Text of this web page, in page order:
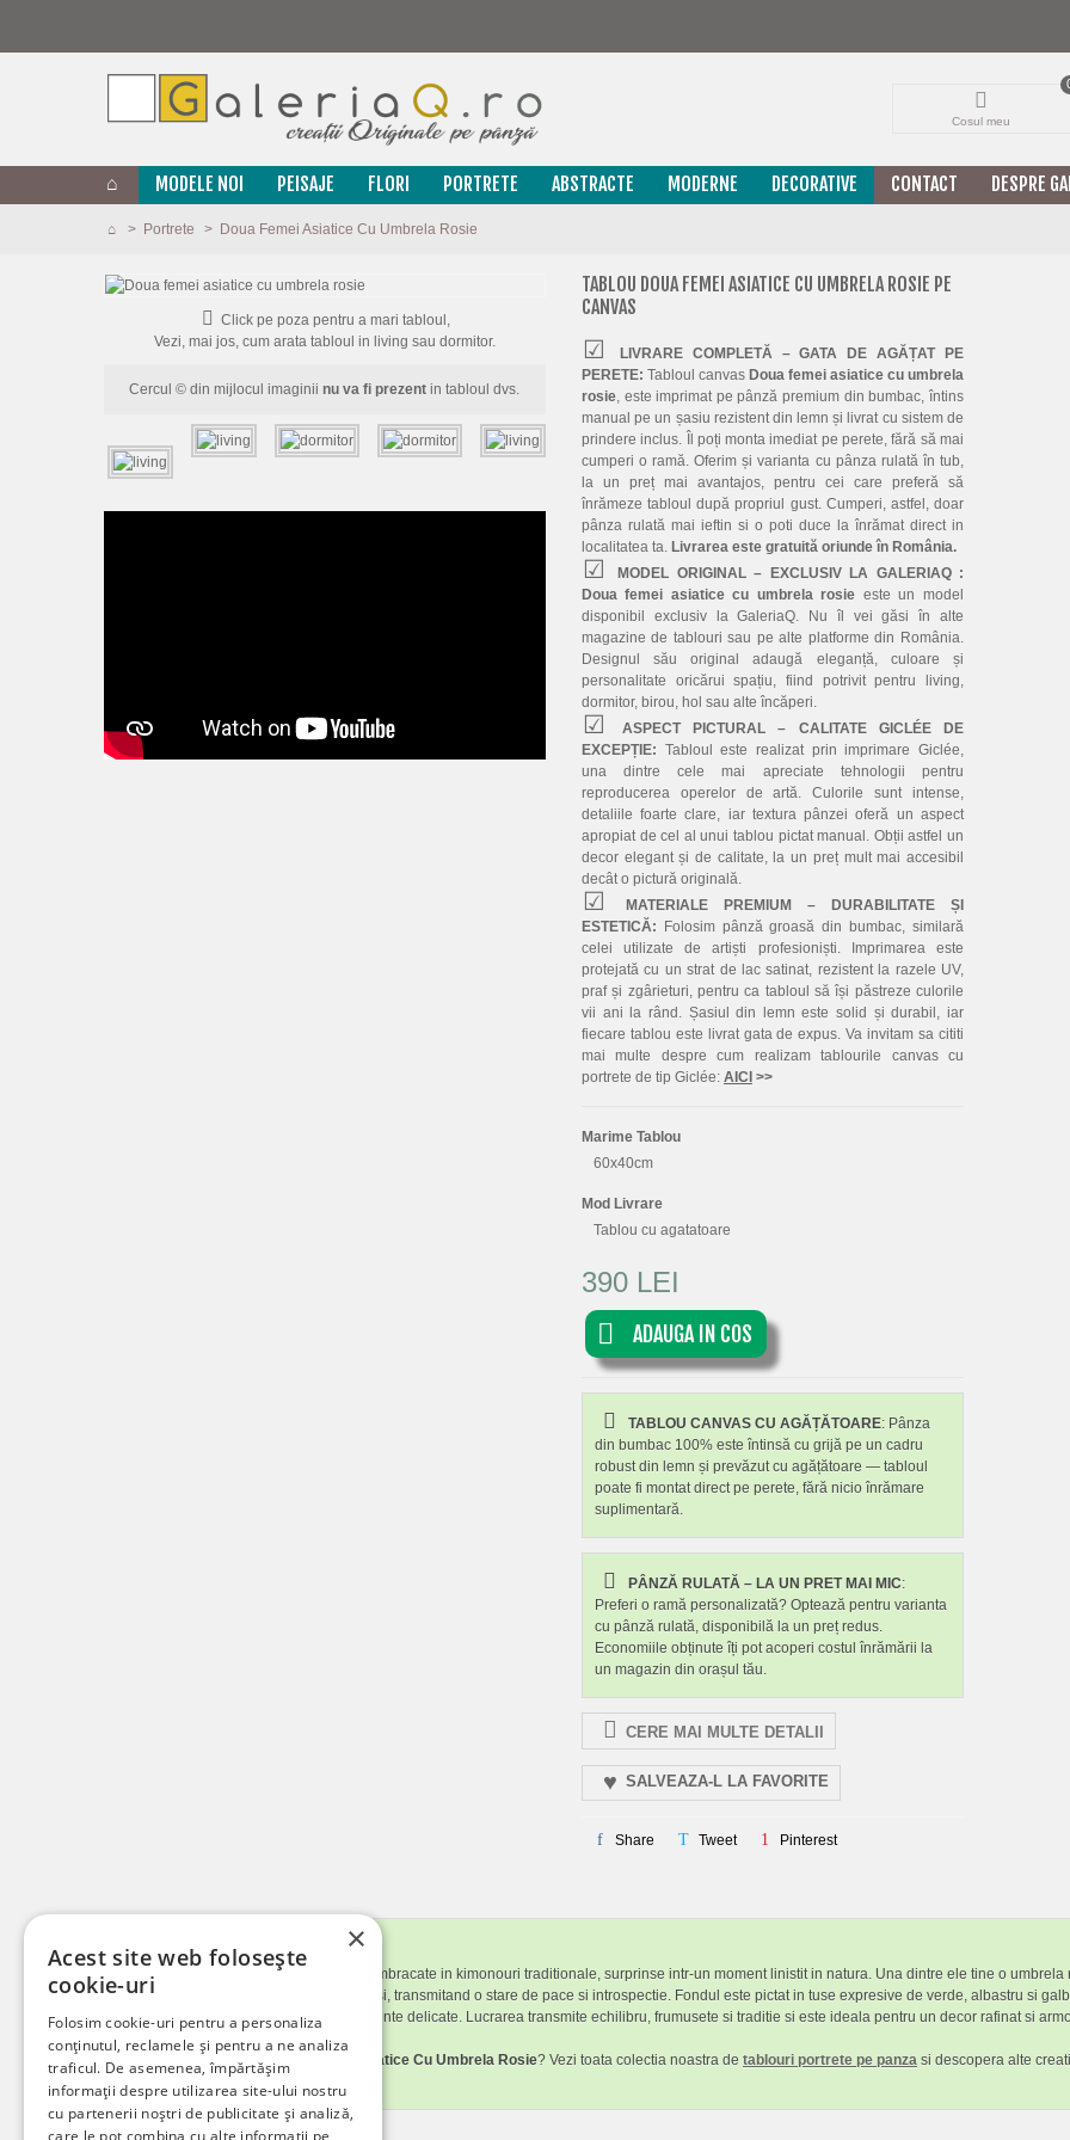
Cosul meu
MODELE NOI PEISAJE FLORI PORTRETE ABSTRACTE MODERNE DECORATIVE CONTACT DESPRE
> Portrete > Doua Femei Asiatice Cu Umbrela Rosie
Click pe poza pentru a mari tabloul,
Vezi, mai jos, cum arata tabloul in living sau dormitor.
Cercul © din mijlocul imaginiinu va fi prezent in tabloul dvs.
TABLOU DOUA FEMEI ASIATICE CU UMBRELA ROSIE PE
CANVAS
LIVRARE COMPLETĂ – GATA DE AGĂȚAT PE
PERETE: Tabloul canvas Doua femei asiatice cu umbrela
rosie, este imprimat pe pânză premium din bumbac, întins
manual pe un șasiu rezistent din lemn și livrat cu sistem de
prindere inclus. Îl poți monta imediat pe perete, fără să mai
cumperi o ramă. Oferim și varianta cu pânza rulată în tub,
la un preț mai avantajos, pentru cei care preferă să
înrămeze tabloul după propriul gust. Cumperi, astfel, doar
pânza rulată mai ieftin si o poti duce la înrămat direct in
localitatea ta. Livrarea este gratuită oriunde în România.
MODEL ORIGINAL – EXCLUSIV LA GALERIAQ :
Doua femei asiatice cu umbrela rosie este un model
disponibil exclusiv la GaleriaQ. Nu îl vei găsi în alte
magazine de tablouri sau pe alte platforme din România.
Designul său original adaugă eleganță, culoare și
personalitate oricărui spațiu, fiind potrivit pentru living,
dormitor, birou, hol sau alte încăperi.
ASPECT PICTURAL – CALITATE GICLÉE DE
EXCEPȚIE: Tabloul este realizat prin imprimare Giclée,
una dintre cele mai apreciate tehnologii pentru
reproducerea operelor de artă. Culorile sunt intense,
detaliile foarte clare, iar textura pânzei oferă un aspect
apropiat de cel al unui tablou pictat manual. Obții astfel un
decor elegant și de calitate, la un preț mult mai accesibil
decât o pictură originală.
MATERIALE PREMIUM – DURABILITATE ȘI
ESTETICĂ: Folosim pânză groasă din bumbac, similară
celei utilizate de artiști profesioniști. Imprimarea este
protejată cu un strat de lac satinat, rezistent la razele UV,
praf și zgârieturi, pentru ca tabloul să își păstreze culorile
vii ani la rând. Șasiul din lemn este solid și durabil, iar
fiecare tablou este livrat gata de expus. Va invitam sa cititi
mai multe despre cum realizam tablourile canvas cu
portrete de tip Giclée: AICI>>
Marime Tablou
60x40cm
Mod Livrare
Tablou cu agatatoare
390 LEI
ADAUGA IN COS
TABLOU CANVAS CU AGĂȚĂTOARE: Pânza
din bumbac 100% este întinsă cu grijă pe un cadru
robust din lemn și prevăzut cu agățătoare — tabloul
poate fi montat direct pe perete, fără nicio înrămare
suplimentară.
PÂNZĂ RULATĂ – LA UN PRET MAI MIC:
Preferi o ramă personalizată? Optează pentru varianta
cu pânză rulată, disponibilă la un preț redus.
Economiile obținute îți pot acoperi costul înrămării la
un magazin din orașul tău.
CERE MAI MULTE DETALII
SALVEAZA-L LA FAVORITE
Share Tweet Pinterest
Descriere tablou
Tabloul infatiseaza doua femei asiatice imbracate in kimonouri traditionale, surprinse intr-un moment linistit in natura. Una dintre ele tine o
compozitiei. Ambele femei au ochii inchisi, transmitand o stare de pace si introspectie. Fondul este pictat in tuse expresive de verde, albastru si
impodobite cu accesorii florale si ornamente delicate. Lucrarea transmite echilibru, frumusete si traditie si este ideala pentru un decor rafinat si
Iti place tabloul canvas Doua Femei Asiatice Cu Umbrela Rosie? Vezi toata colectia noastra de tablouri portrete pe panza si descopera alte
dormitorul.
×
Acest site web folosește
cookie-uri
Folosim cookie-uri pentru a personaliza
conținutul, reclamele și pentru a ne analiza
traficul. De asemenea, împărtășim
informații despre utilizarea site-ului nostru
cu partenerii noștri de publicitate și analiză,
care le pot combina cu alte informații pe